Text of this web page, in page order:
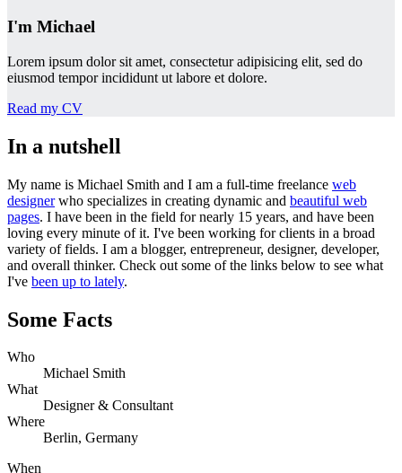
I'm Michael
Lorem ipsum dolor sit amet, consectetur adipisicing elit, sed do
eiusmod tempor incididunt ut labore et dolore.
Read my CV
In a nutshell
My name is Michael Smith and I am a full-time freelance web
designerwho specializes in creating dynamic and beautiful web
pages. I have been in the field for nearly 15 years, and have been
loving every minute of it. I've been working for clients in a broad
variety of fields. I am a blogger, entrepreneur, designer, developer,
and overall thinker. Check out some of the links below to see what
I've been up to lately.
Some Facts
Who
Michael Smith
What
Designer & Consultant
Where
Berlin, Germany
When